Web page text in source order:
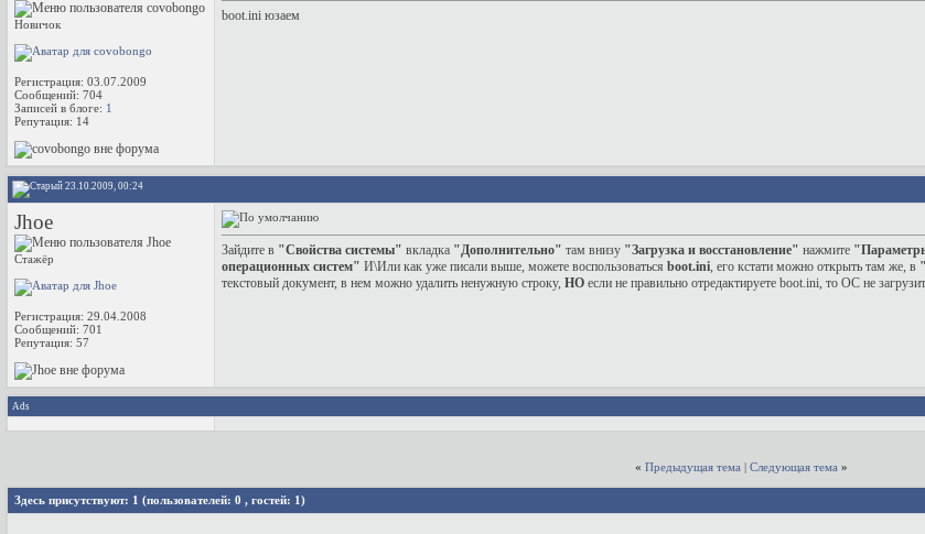
Новичок
Регистрация: 03.07.2009
Сообщений: 704
Записей в блоге: 1
Репутация: 14
boot.ini юзаем
23.10.2009, 00:24
Jhoe
Стажёр
Регистрация: 29.04.2008
Сообщений: 701
Репутация: 57
Зайдите в "Свойства системы" вкладка "Дополнительно" там внизу "Загрузка и восстановление" нажмите
операционных систем" И\Или как уже писали выше, можете воспользоваться boot.ini, его кстати можно открыть там же, в
текстовый документ, в нем можно удалить ненужную строку, НО если не правильно отредактируете boot.ini, то ОС не
Ads
« Предыдущая тема | Следующая тема »
Здесь присутствуют: 1 (пользователей: 0 , гостей: 1)